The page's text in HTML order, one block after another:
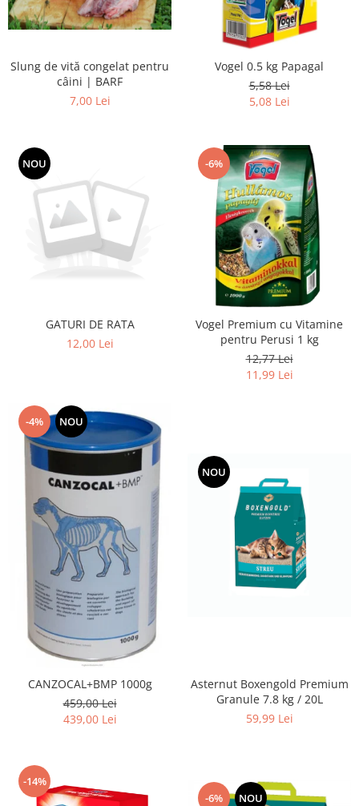
Slung de vită congelat pentru
câini | BARF
7,00 Lei
Vogel 0.5 kg Papagal
5,58 Lei
5,08 Lei
NOU
GATURI DE RATA
12,00 Lei
-6%
Vogel Premium cu Vitamine
pentru Perusi 1 kg
12,77 Lei
11,99 Lei
-4% NOU
CANZOCAL+BMP 1000g
459,00 Lei
439,00 Lei
NOU
Asternut Boxengold Premium
Granule 7.8 kg / 20L
59,99 Lei
-14%
-6% NOU